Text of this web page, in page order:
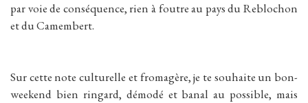
par voie de conséquence, rien à foutre au pays du Reblochon
et du Camembert.
Sur cette note culturelle et fromagère, je te souhaite un bon-
weekend bien ringard, démodé et banal au possible, mais